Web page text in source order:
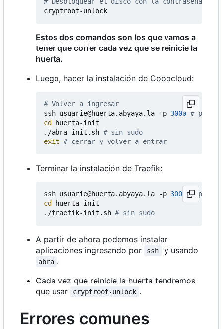
Estos dos comandos son los que vamos a
tener que correr cada vez que se reinicie la
huerta.
Luego, hacer la instalación de Coopcloud:
# Volver a ingresar
ssh usuarie@huerta.abyaya.la -p 3000 #
cd
huerta-init
./abra-init.sh # sin sudo
exit # cerrar y volver a entrar
Terminar la instalación de Traefik:
ssh usuarie@huerta.abyaya.la -p 3000
#
cd
huerta-init
./traefik-init.sh # sin sudo
A partir de ahora podemos instalar
aplicaciones ingresando por
ssh y usando
abra .
Cada vez que reinicie la huerta tendremos
que usar
cryptroot-unlock .
Errores comunes